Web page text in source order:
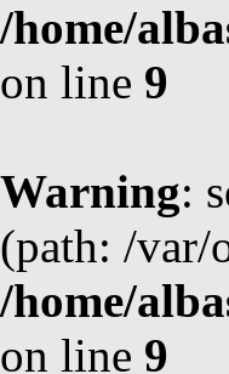
/home/
on line 9
Warning:
(path: /var/
/home/
on line 9